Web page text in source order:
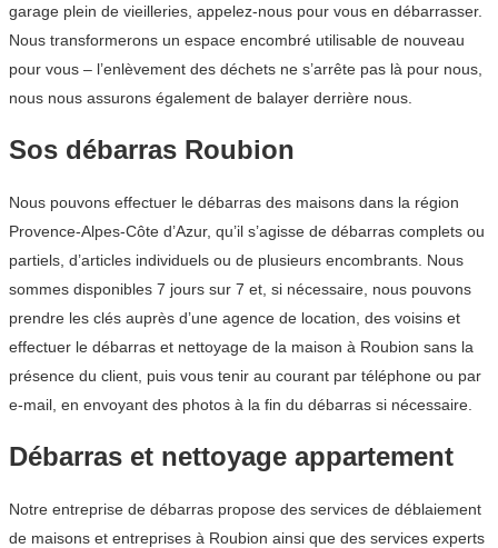
garage plein de vieilleries, appelez-nous pour vous en débarrasser.
Nous transformerons un espace encombré utilisable de nouveau
pour vous – l’enlèvement des déchets ne s’arrête pas là pour nous,
nous nous assurons également de balayer derrière nous.
Sos débarras Roubion
Nous pouvons effectuer le débarras des maisons dans la région
Provence-Alpes-Côte d’Azur, qu’il s’agisse de débarras complets ou
partiels, d’articles individuels ou de plusieurs encombrants. Nous
sommes disponibles 7 jours sur 7 et, si nécessaire, nous pouvons
prendre les clés auprès d’une agence de location, des voisins et
effectuer le débarras et nettoyage de la maison à Roubion sans la
présence du client, puis vous tenir au courant par téléphone ou par
e-mail, en envoyant des photos à la fin du débarras si nécessaire.
Débarras et nettoyage appartement
Notre entreprise de débarras propose des services de déblaiement
de maisons et entreprises à Roubion ainsi que des services experts